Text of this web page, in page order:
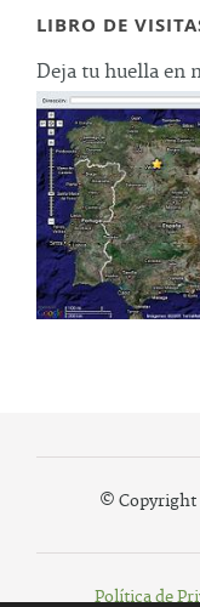
LIBRO DE
Deja tu huella en
© Copyright
Política de